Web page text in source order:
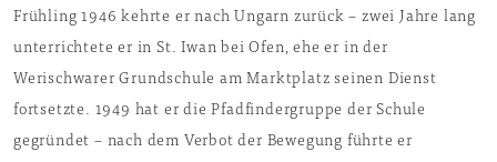
Frühling 1946 kehrte er nach Ungarn zurück – zwei Jahre lang
unterrichtete er in St. Iwan bei Ofen, ehe er in der
Werischwarer Grundschule am Marktplatz seinen Dienst
fortsetzte. 1949 hat er die Pfadfindergruppe der Schule
gegründet – nach dem Verbot der Bewegung führte er